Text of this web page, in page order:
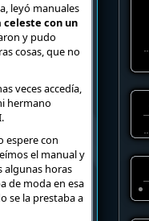
leyó manuales
con un
y pudo
cosas, que no
veces accedía,
hermano
espere con
el manual y
algunas horas
de moda en esa
se la prestaba a